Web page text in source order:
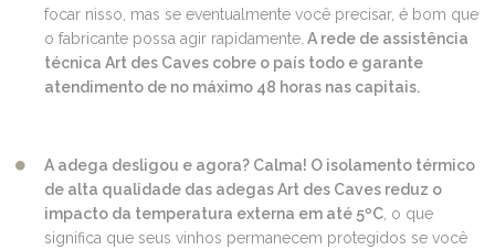
focar nisso, mas se eventualmente você precisar, é bom que
o fabricante possa agir rapidamente. A rede de assistência
técnica Art des Caves cobre o país todo e garante
atendimento de no máximo 48 horas nas capitais.
A adega desligou e agora? Calma! O isolamento térmico
de alta qualidade das adegas Art des Caves reduz o
impacto da temperatura externa em até 5ºC , o que
significa que seus vinhos permanecem protegidos se você